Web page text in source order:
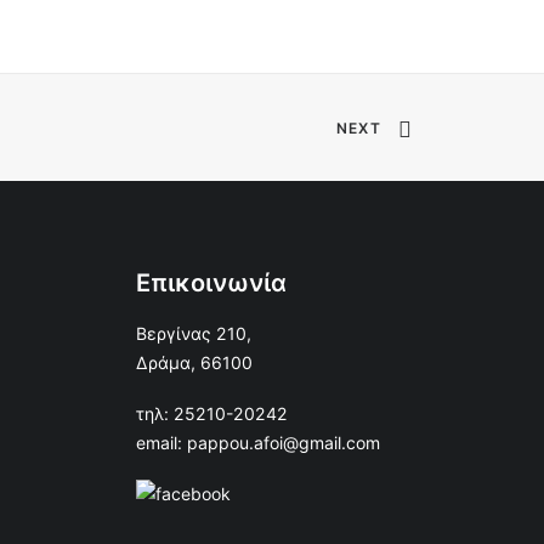
NEXT
Επικοινωνία
Βεργίνας 210,
Δράμα, 66100
τηλ: 25210-20242
email: pappou.afoi@gmail.com